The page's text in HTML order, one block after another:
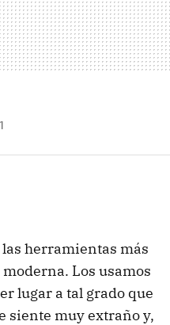
herramientas más
Los usamos
lugar a tal grado que
siente muy extraño y,